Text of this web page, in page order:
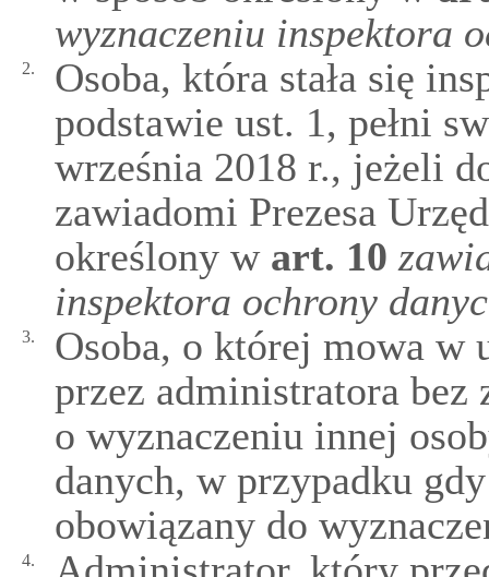
wyznaczeniu inspektora
2.
Osoba, która stała się
podstawie ust. 1, pełni
września 2018 r., jeżeli
zawiadomi Prezesa
określony wart. 10
inspektora ochrony
3.
Osoba, o której mowa w
przez administratora bez
o wyznaczeniu innej
danych, w przypadku
obowiązany do
4.